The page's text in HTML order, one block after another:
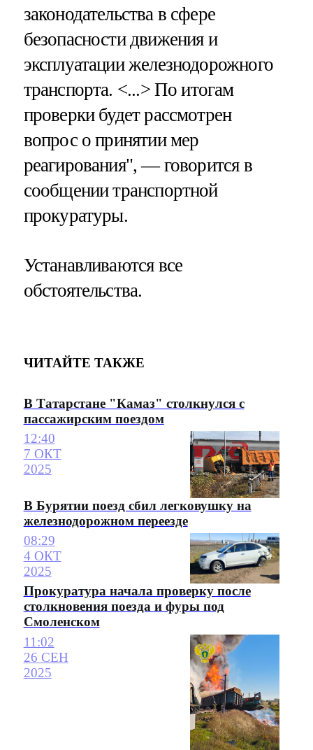
законодательства в сфере
безопасности движения и
эксплуатации железнодорожного
транспорта. <...> По итогам
проверки будет рассмотрен
вопрос о принятии мер
реагирования", — говорится в
сообщении транспортной
прокуратуры.
Устанавливаются все
обстоятельства.
ЧИТАЙТЕ ТАКЖЕ
В Татарстане "Камаз" столкнулся с
пассажирским поездом
12:40
7 ОКТ
2025
В Бурятии поезд сбил легковушку на
железнодорожном переезде
08:29
4 ОКТ
2025
Прокуратура начала проверку после
столкновения поезда и фуры под
Смоленском
11:02
26 СЕН
2025